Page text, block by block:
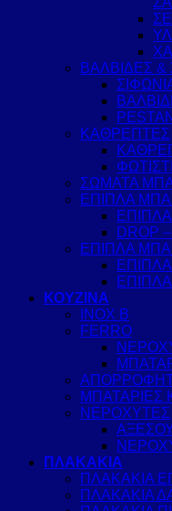
ΒΑΛΒΙΔΕΣ &
ΚΑΘΡΕΠΤΕΣ
ΣΩΜΑΤΑ
ΕΠΙΠΛΑ
DROP
ΕΠΙΠΛΑ
ΚΟΥΖΙΝΑ
INOX B
FERRO
ΜΠΑΤΑΡΙΕΣ
ΝΕΡΟΧΥΤΕΣ
ΠΛΑΚΑΚΙΑ
ΠΛΑΚΑΚΙΑ
ΠΛΑΚΑΚΙΑ